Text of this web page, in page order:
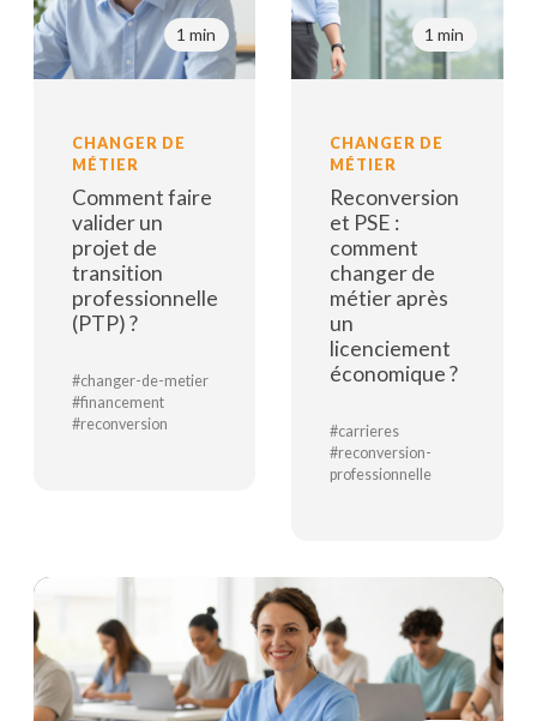
1 min
CHANGER DE
MÉTIER
Comment faire
valider un
projet de
transition
professionnelle
(PTP) ?
#changer-de-metier
#financement
#reconversion
1 min
CHANGER DE
MÉTIER
Reconversion
et PSE :
comment
changer de
métier après
un
licenciement
économique ?
#carrieres
#reconversion-
professionnelle